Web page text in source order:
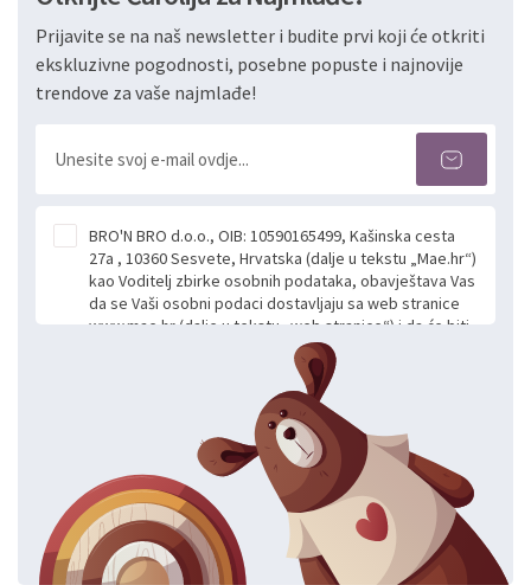
Prijavite se na naš newsletter i budite prvi koji će otkriti
ekskluzivne pogodnosti, posebne popuste i najnovije
trendove za vaše najmlađe!
BRO'N BRO d.o.o., OIB: 10590165499, Kašinska cesta
27a , 10360 Sesvete, Hrvatska (dalje u tekstu „Mae.hr“)
kao Voditelj zbirke osobnih podataka, obavještava Vas
da se Vaši osobni podaci dostavljaju sa web stranice
www.mae.hr (dalje u tekstu „web stranice“) i da će biti
obrađeni. Prihvaćanjem ove Izjave smatra se da
slobodno i izričito dajete privolu za prikupljanje i daljnju
obradu Vaših osobnih podataka koje ustupate Mae.hr
putem ovih web stranica u svrhu odgovora i daljnje
komunikacije na Vaš upit poslan kroz kontakt obrazac.
Radi se o dobrovoljnom davanju podataka te ovu
Izjavu niste dužni prihvatiti odnosno niste dužni unositi
svoje osobne podatke u jednu od prijavnih
formi/obrazaca dostupnih na ovim web stranicama.
BRO'N BRO d.o.o. će s Vašim osobnim podacima
postupati sukladno Općoj uredbi o zaštiti podataka